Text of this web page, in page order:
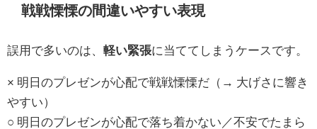
戦戦慄慄の間違いやすい表現
誤用で多いのは、 軽い緊張に当ててしまうケースです。
× 明日のプレゼンが心配で戦戦慄慄だ（→ 大げさに響き
やすい）
○ 明日のプレゼンが心配で落ち着かない／不安でたまら